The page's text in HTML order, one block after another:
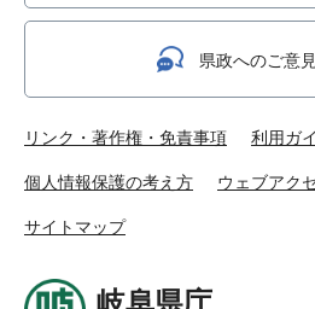
県政へのご意
リンク・著作権・免責事項 利用ガ
個人情報保護の考え方 ウェブアク
サイトマップ
岐阜県庁